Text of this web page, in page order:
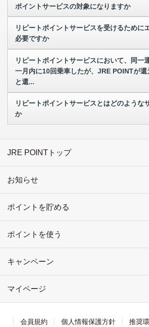
ポイントサービスの対象になりますか
リピートポイントサービスを受けるために
必要ですか
リピートポイントサービスにおいて、同一
一月内に10回乗車したが、JRE POINTが還
と還...
リピートポイントサービスとはどのような
か
JRE POINTトップ
お知らせ
ポイントを貯める
ポイントを使う
キャンペーン
マイページ
会員規約 個人情報保護方針 推奨